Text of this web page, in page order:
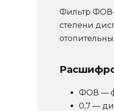
Фильтр ФОВ-
степени
ФОВ —
0,7 —